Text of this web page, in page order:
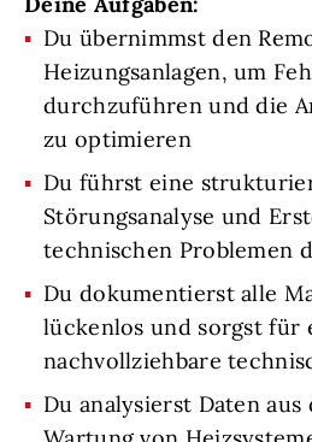
Du übernimmst den
Heizungsanlagen, um
durchzuführen und die
zu optimieren
Du führst eine
Störungsanalyse und
technischen Problemen
Du dokumentierst alle
lückenlos und sorgst für
nachvollziehbare
Du analysierst Daten